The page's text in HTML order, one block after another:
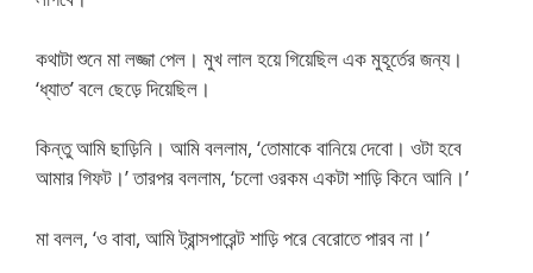
কথাটা শুনে মা লজ্জা পেল। মুখ লাল হয়ে গিয়েছিল এক মুহূর্তের জন্য।
‘ধ্যাত’ বলে ছেড়ে দিয়েছিল।
কিন্তু আমি ছাড়িনি। আমি বললাম, ‘তোমাকে বানিয়ে দেবো। ওটা হবে
আমার গিফট।’ তারপর বললাম, ‘চলো ওরকম একটা শাড়ি কিনে আনি।’
মা বলল, ‘ও বাবা, আমি ট্রান্সপারেন্ট শাড়ি পরে বেরোতে পারব না।’